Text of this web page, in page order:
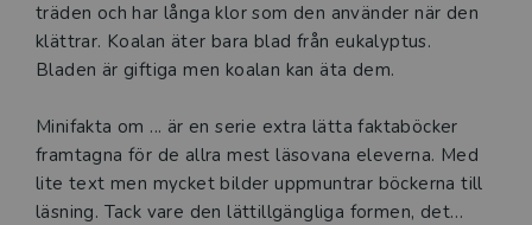
träden och har långa klor som den använder när den
klättrar. Koalan äter bara blad från eukalyptus.
Bladen är giftiga men koalan kan äta dem.
Minifakta om ... är en serie extra lätta faktaböcker
framtagna för de allra mest läsovana eleverna. Med
lite text men mycket bilder uppmuntrar böckerna till
läsning. Tack vare den lättillgängliga formen, det